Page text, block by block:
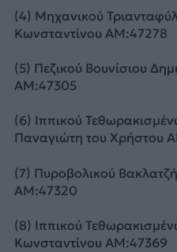
(4) Μηχανικού
Κωνσταντίνου ΑΜ:47278
(5) Πεζικού Βουνίσιου
ΑΜ:47305
(6) Ιππικού
Παναγιώτη του Χρήστου
(7) Πυροβολικού
ΑΜ:47320
(8) Ιππικού
Κωνσταντίνου ΑΜ:47369